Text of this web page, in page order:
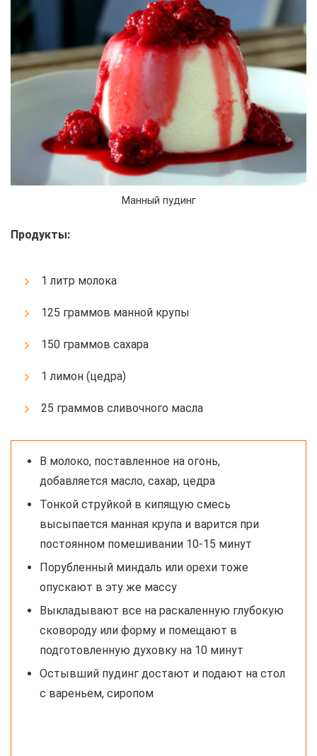
Манный пудинг
Продукты:
1 литр молока
125 граммов манной крупы
150 граммов сахара
1 лимон (цедра)
25 граммов сливочного масла
В молоко, поставленное на огонь,
добавляется масло, сахар, цедра
Тонкой струйкой в кипящую смесь
высыпается манная крупа и варится при
постоянном помешивании 10-15 минут
Порубленный миндаль или орехи тоже
опускают в эту же массу
Выкладывают все на раскаленную глубокую
сковороду или форму и помещают в
подготовленную духовку на 10 минут
Остывший пудинг достают и подают на стол
с вареньем, сиропом